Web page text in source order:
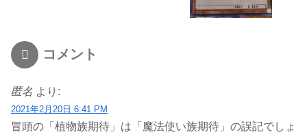
コメント
匿名 より:
2021年2月20日 6:41 PM
冒頭の「植物族期待」は「魔法使い族期待」の誤記でしょ